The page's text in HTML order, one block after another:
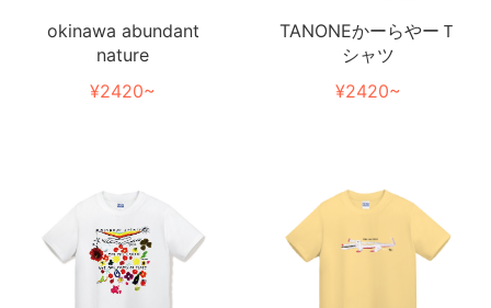
okinawa abundant
nature
¥2420~
TANONEかーらやーＴ
シャツ
¥2420~